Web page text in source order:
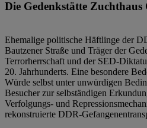
Die Gedenkstätte Zuchthaus
Ehemalige politische Häftlinge der
Bautzener Straße und Träger der
Terrorherrschaft und der SED-
20. Jahrhunderts. Eine besondere
Würde selbst unter unwürdigen
Besucher zur selbständigen
Verfolgungs- und
rekonstruierte DDR-